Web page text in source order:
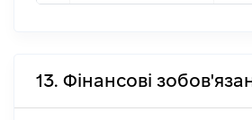
13. Фінансові